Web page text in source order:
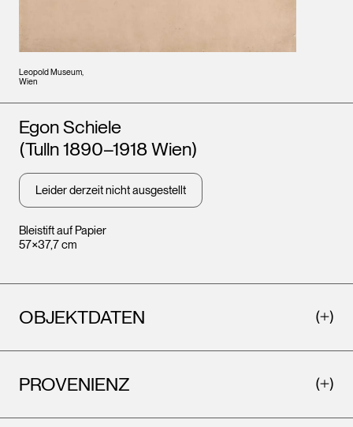
Leopold Museum,
Wien
Bleistift auf Papier
57×37,7 cm
Künstler*innen
Egon Schiele
(Tulln 1890–1918 Wien)
Leider derzeit nicht ausgestellt
OBJEKTDATEN
PROVENIENZ